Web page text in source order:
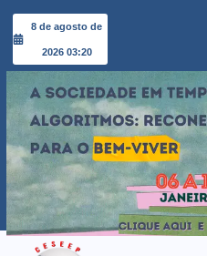
8 de agosto de
2026 03:20